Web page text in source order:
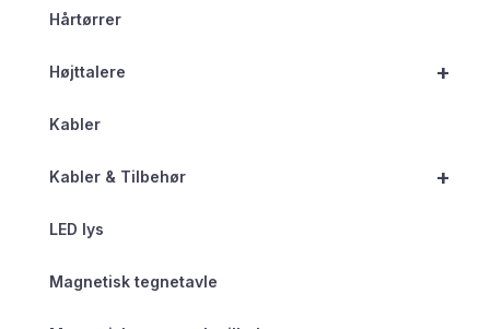
Hårtørrer
+
Højttalere
Kabler
+
Kabler & Tilbehør
LED lys
Magnetisk tegnetavle